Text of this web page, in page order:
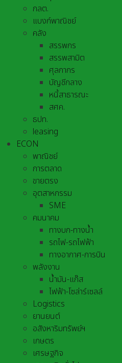
กลต.
แบงก์พาณิชย์
คลัง
สรรพกร
สรรพสามิต
ศุลกากร
บัญชีกลาง
หนี้สาธารณะ
สศค.
ธปท.
leasing
ECON
พาณิชย์
การตลาด
ขายตรง
อุตสาหกรรม
SME
คมนาคม
ทางบก-ทางน้ำ
รถไฟ-รถไฟฟ้า
ทางอากาศ-การบิน
พลังงาน
น้ำมัน-แก๊ส
ไฟฟ้า-โซล่าร์เซลล์
Logistics
ยานยนต์
อสังหาริมทรัพย์ฯ
เกษตร
เศรษฐกิจ